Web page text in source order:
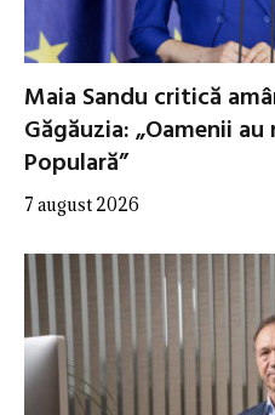
Maia Sandu critică
Găgăuzia: „Oamenii
Populară”
7 august 2026